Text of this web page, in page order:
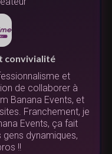
convivialité
et
de collaborer à
Banana Events, et
Franchement, je
Events, ça fait
dynamiques,
!!